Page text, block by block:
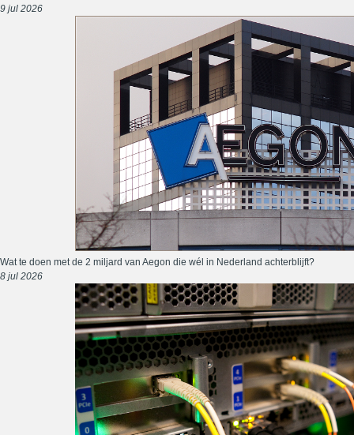
9 jul 2026
Wat te doen met de 2 miljard van Aegon die wél in Nederland achterblijft?
8 jul 2026